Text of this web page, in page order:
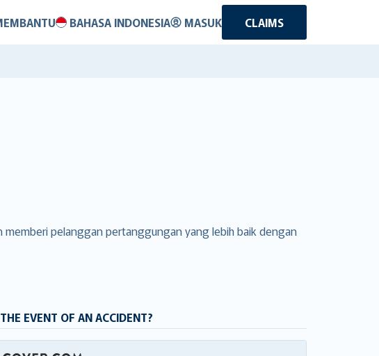
BAHASA INDONESIA MASUK
CLAIMS
memberi pelanggan pertanggungan yang lebih baik dengan
EVENT OF AN ACCIDENT?